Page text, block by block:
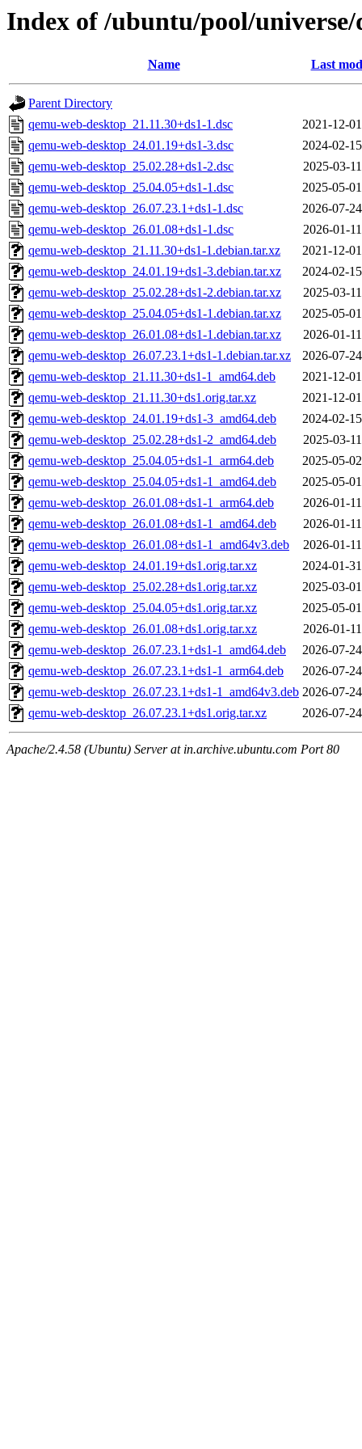
Index of /ubuntu/pool/
Name Last
Parent Directory
qemu-web-desktop_21.11.30+ds1-1.dsc
2021-12-
qemu-web-desktop_24.01.19+ds1-3.dsc
2024-02-
qemu-web-desktop_25.02.28+ds1-2.dsc
2025-03-
qemu-web-desktop_25.04.05+ds1-1.dsc
2025-05-
qemu-web-desktop_26.07.23.1+ds1-1.dsc
2026-07-
qemu-web-desktop_26.01.08+ds1-1.dsc
2026-01-
qemu-web-desktop_21.11.30+ds1-1.debian.tar.xz
2021-12-
qemu-web-desktop_24.01.19+ds1-3.debian.tar.xz
2024-02-
qemu-web-desktop_25.02.28+ds1-2.debian.tar.xz
2025-03-
qemu-web-desktop_25.04.05+ds1-1.debian.tar.xz
2025-05-
qemu-web-desktop_26.01.08+ds1-1.debian.tar.xz
2026-01-
qemu-web-desktop_26.07.23.1+ds1-1.debian.tar.xz
2026-07-
qemu-web-desktop_21.11.30+ds1-1_amd64.deb
2021-12-
qemu-web-desktop_21.11.30+ds1.orig.tar.xz
2021-12-
qemu-web-desktop_24.01.19+ds1-3_amd64.deb
2024-02-
qemu-web-desktop_25.02.28+ds1-2_amd64.deb
2025-03-
qemu-web-desktop_25.04.05+ds1-1_arm64.deb
2025-05-
qemu-web-desktop_25.04.05+ds1-1_amd64.deb
2025-05-
qemu-web-desktop_26.01.08+ds1-1_arm64.deb
2026-01-
qemu-web-desktop_26.01.08+ds1-1_amd64.deb
2026-01-
qemu-web-desktop_26.01.08+ds1-1_amd64v3.deb
2026-01-
qemu-web-desktop_24.01.19+ds1.orig.tar.xz
2024-01-
qemu-web-desktop_25.02.28+ds1.orig.tar.xz
2025-03-
qemu-web-desktop_25.04.05+ds1.orig.tar.xz
2025-05-
qemu-web-desktop_26.01.08+ds1.orig.tar.xz
2026-01-
qemu-web-desktop_26.07.23.1+ds1-1_amd64.deb
2026-07-
qemu-web-desktop_26.07.23.1+ds1-1_arm64.deb
2026-07-
qemu-web-desktop_26.07.23.1+ds1-1_amd64v3.deb 2026-07-
qemu-web-desktop_26.07.23.1+ds1.orig.tar.xz
2026-07-
Apache/2.4.58 (Ubuntu) Server at in.archive.ubuntu.com Port 80